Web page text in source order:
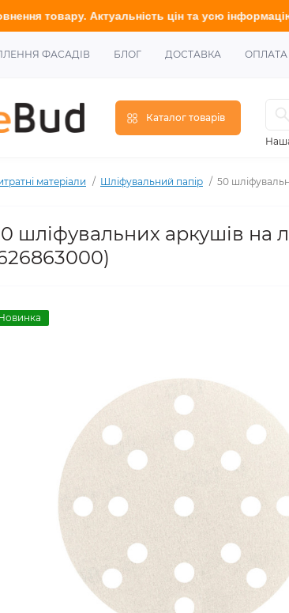
Актуальність цін та усю інформацію у
ФАСАДІВ БЛОГ ДОСТАВКА ОПЛАТА
Каталог товарів
матеріали Шліфувальний папір 50
шліфувальних аркушів на